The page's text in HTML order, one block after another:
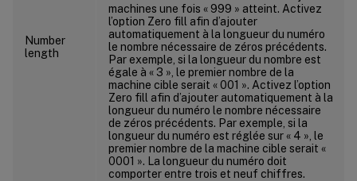
Number
length
machines une fois « 999 » atteint. Activez
l’option Zero fill afin d’ajouter
automatiquement à la longueur du numéro
le nombre nécessaire de zéros précédents.
Par exemple, si la longueur du nombre est
égale à « 3 », le premier nombre de la
machine cible serait « 001 ». Activez l’option
Zero fill afin d’ajouter automatiquement à la
longueur du numéro le nombre nécessaire
de zéros précédents. Par exemple, si la
longueur du numéro est réglée sur « 4 », le
premier nombre de la machine cible serait «
0001 ». La longueur du numéro doit
comporter entre trois et neuf chiffres.